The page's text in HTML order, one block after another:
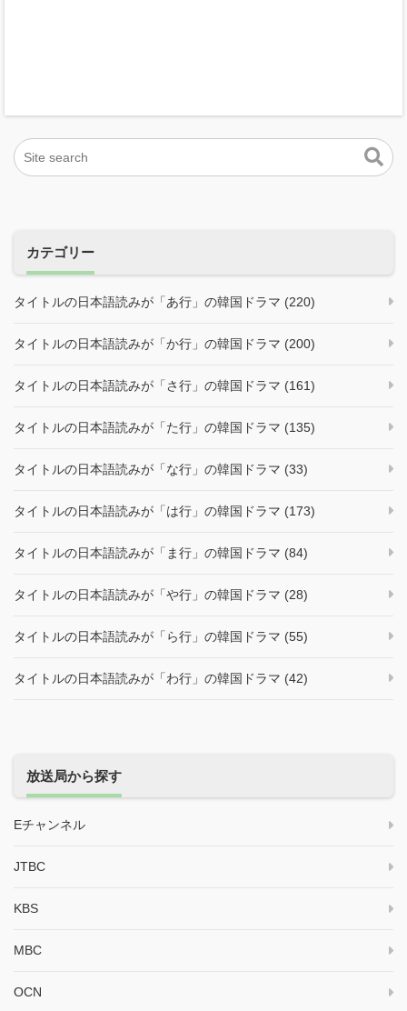
カテゴリー
タイトルの日本語読みが「あ行」の韓国ドラマ (220)
タイトルの日本語読みが「か行」の韓国ドラマ (200)
タイトルの日本語読みが「さ行」の韓国ドラマ (161)
タイトルの日本語読みが「た行」の韓国ドラマ (135)
タイトルの日本語読みが「な行」の韓国ドラマ (33)
タイトルの日本語読みが「は行」の韓国ドラマ (173)
タイトルの日本語読みが「ま行」の韓国ドラマ (84)
タイトルの日本語読みが「や行」の韓国ドラマ (28)
タイトルの日本語読みが「ら行」の韓国ドラマ (55)
タイトルの日本語読みが「わ行」の韓国ドラマ (42)
放送局から探す
Eチャンネル
JTBC
KBS
MBC
OCN